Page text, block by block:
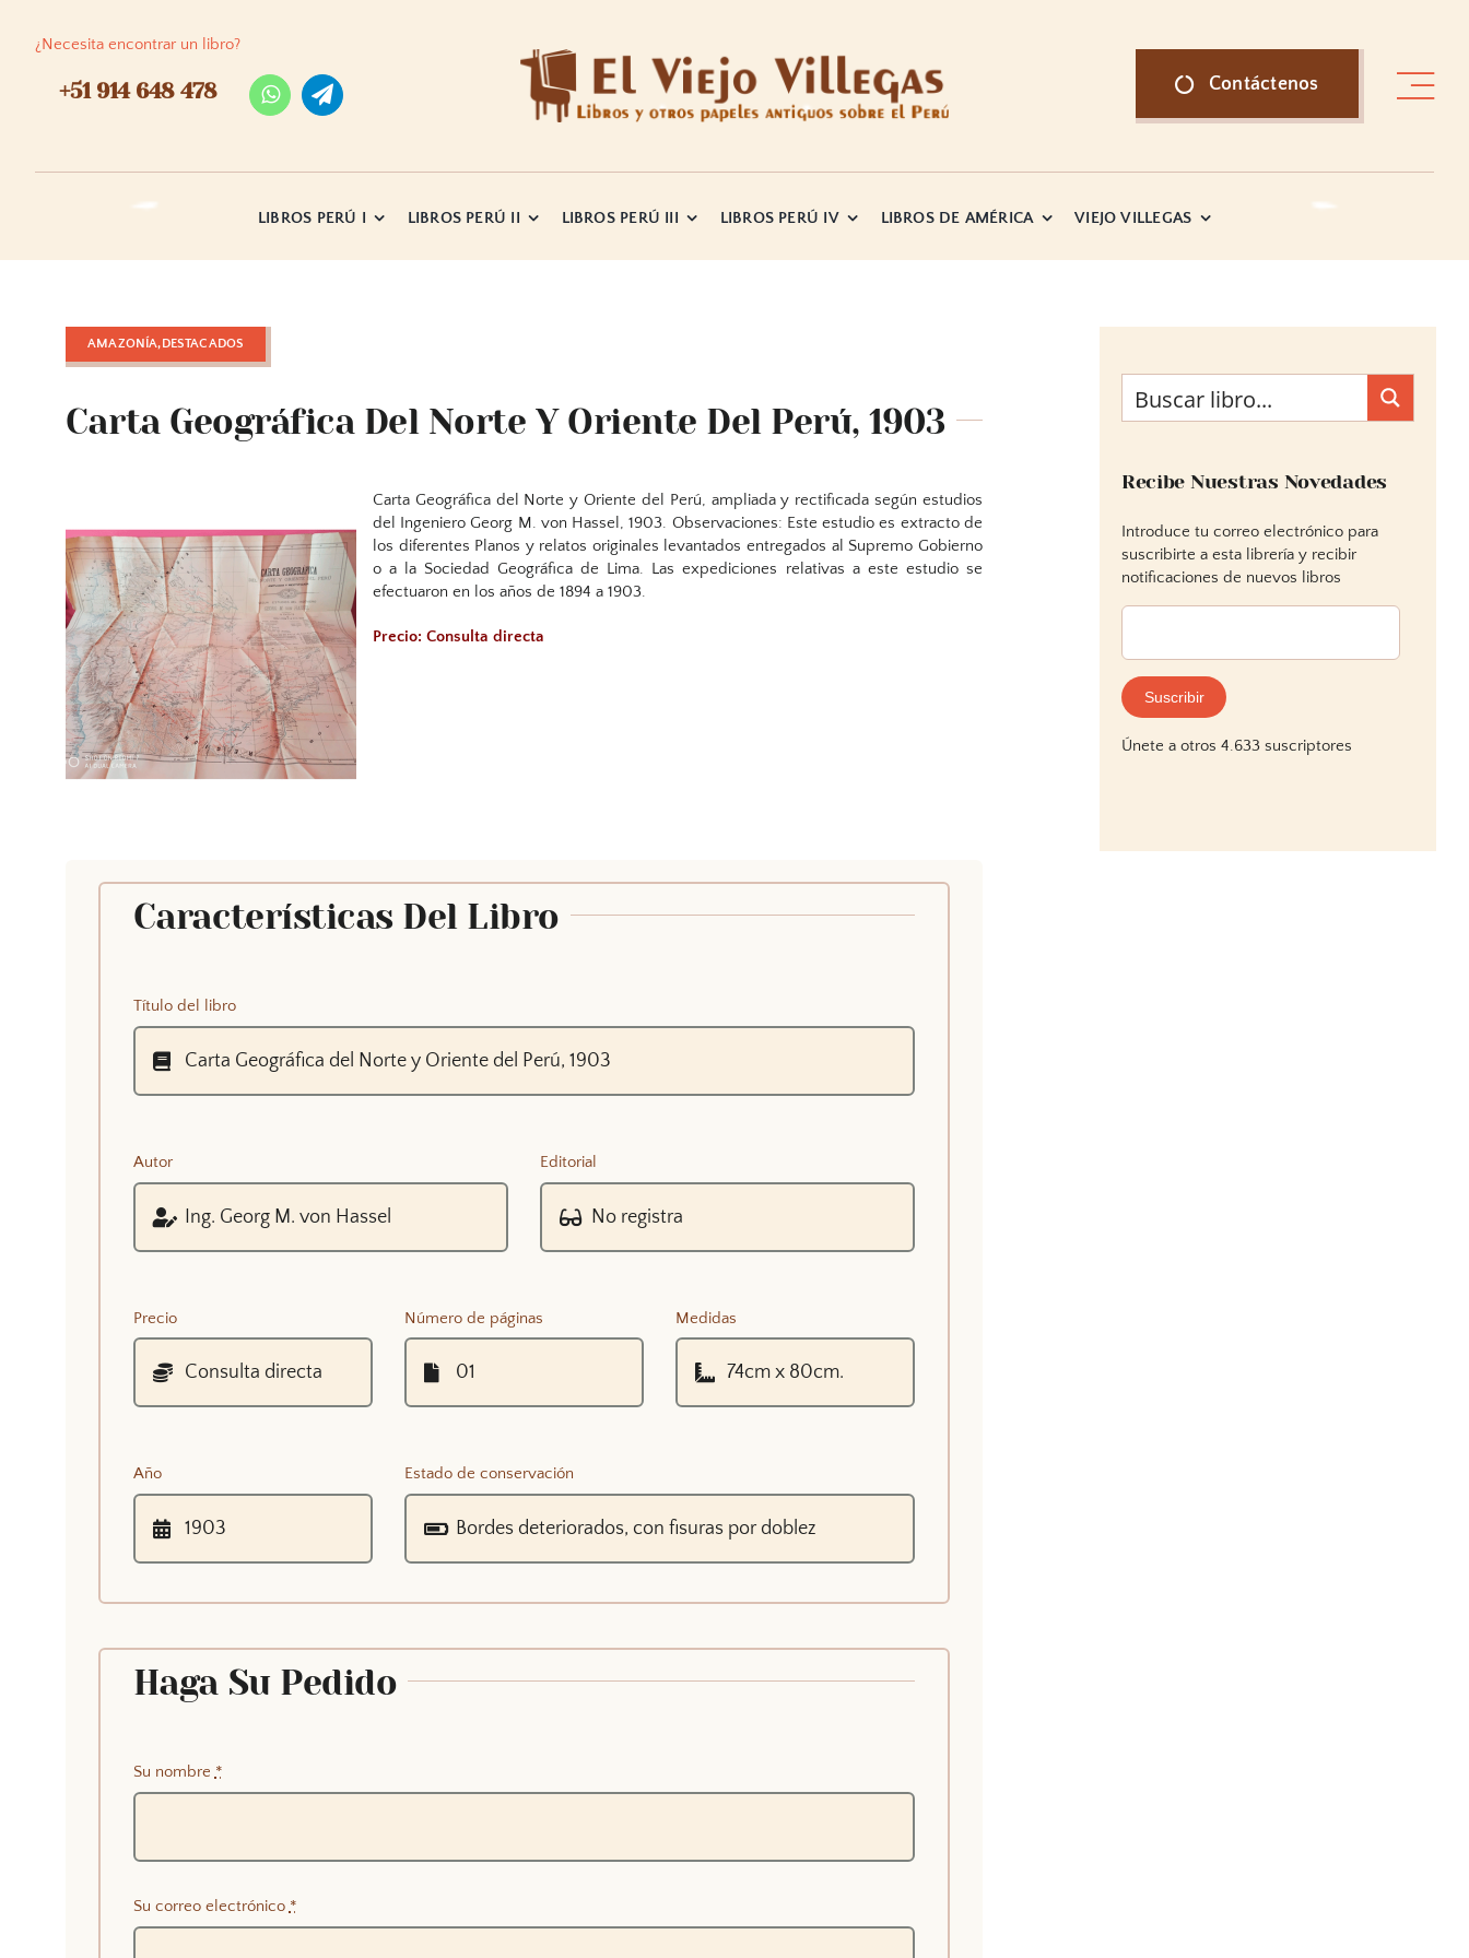
content
¿Necesita encontrar un libro?
+51 914 648 478 Contáctenos
LIBROS PERÚ I LIBROS PERÚ II LIBROS PERÚ III LIBROS PERÚ IV LIBROS DE AMÉRICA VIEJO VILLEGAS
AMAZONÍA,DESTACADOS
Carta Geográfica Del Norte Y Oriente Del Perú, 1903
Carta Geográfica del Norte y Oriente del Perú, ampliada y rectificada según estudios
del Ingeniero Georg M. von Hassel, 1903. Observaciones: Este estudio es extracto de
los diferentes Planos y relatos originales levantados entregados al Supremo Gobierno
o a la Sociedad Geográfica de Lima. Las expediciones relativas a este estudio se
efectuaron en los años de 1894 a 1903.
Precio: Consulta directa
Características Del Libro
Título del libro
Autor Editorial
Precio Número de páginas Medidas
Año Estado de conservación
Haga Su Pedido
Su nombre *
Su correo electrónico *
Recibe Nuestras Novedades
Introduce tu correo electrónico para
suscribirte a esta librería y recibir
notificaciones de nuevos libros
Dirección
correo
electrónico:
Suscribir
Únete a otros 4.633 suscriptores